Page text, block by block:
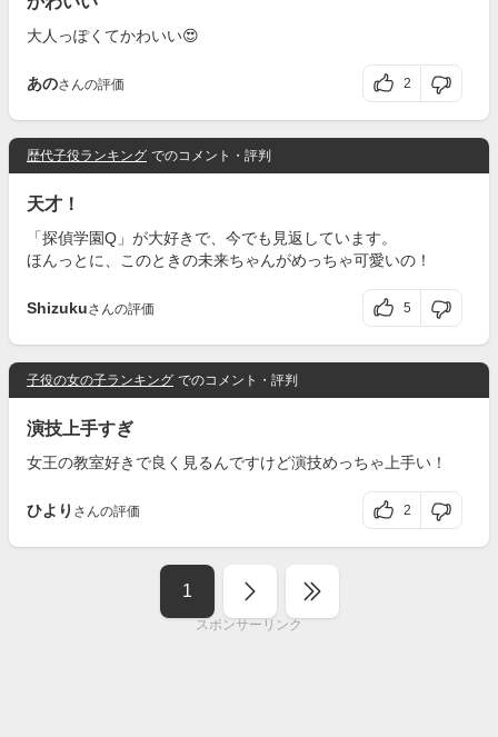
大人っぽくてかわいい😍
あのさんの評価 2
歴代子役ランキング でのコメント・評判
天才！
「探偵学園Q」が大好きで、今でも見返しています。
ほんっとに、このときの未来ちゃんがめっちゃ可愛いの！
Shizukuさんの評価 5
子役の女の子ランキング でのコメント・評判
演技上手すぎ
女王の教室好きで良く見るんですけど演技めっちゃ上手い！
ひより さんの評価 2
1
スポンサーリンク